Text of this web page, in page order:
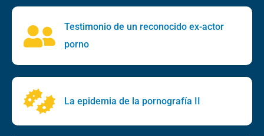
Testimonio de un reconocido ex-actor
porno
La epidemia de la pornografía II